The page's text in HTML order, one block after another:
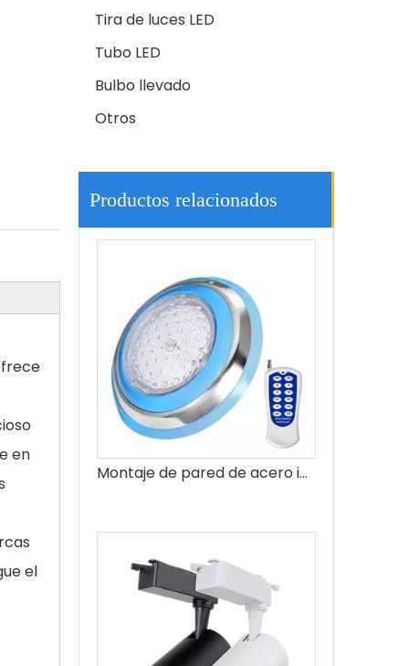
en
el
Tira de luces LED
Tubo LED
Bulbo llevado
Otros
Productos relacionados
Montaje de pared de acero inoxidable submarino RGB Cambiar la luz de la piscina